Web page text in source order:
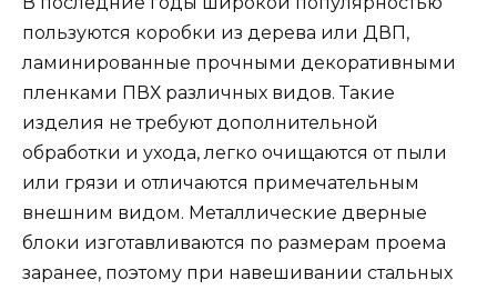
пользуются коробки из дерева или ДВП,
ламинированные прочными декоративными
пленками ПВХ различных видов. Такие
изделия не требуют дополнительной
обработки и ухода, легко очищаются от пыли
или грязи и отличаются примечательным
внешним видом. Металлические дверные
блоки изготавливаются по размерам проема
заранее, поэтому при навешивании стальных